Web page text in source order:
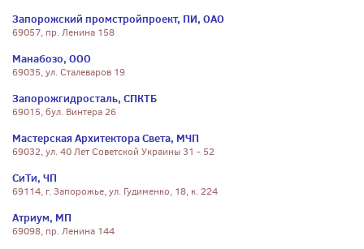
Запорожский промстройпроект, ПИ, ОАО
69057, пр. Ленина 158
Манабозо, ООО
69035, ул. Сталеваров 19
Запорожгидросталь, СПКТБ
69015, бул. Винтера 26
Мастерская Архитектора Света, МЧП
69032, ул. 40 Лет Советской Украины 31 - 52
СиТи, ЧП
69114, г. Запорожье, ул. Гудименко, 18, к. 224
Атриум, МП
69098, пр. Ленина 144